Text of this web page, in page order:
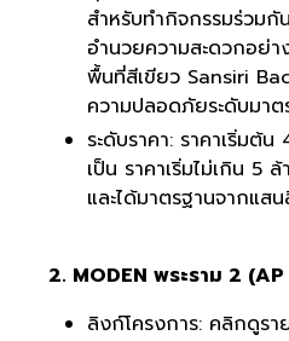
สำหรับทำกิจกรรมร่วม
อำนวยความสะดวกอย่า
พื้นที่สีเขียว Sansiri
ความปลอดภัยระดับมา
ระดับราคา: ราคาเริ่มต้
เป็น ราคาเริ่มไม่เกิน 5
และได้มาตรฐานจากแส
2. MODEN พระราม 2
ลิงก์โครงการ: คลิกดูรา